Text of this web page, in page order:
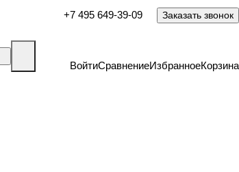
+7 495 649-39-09 Заказать звонок
ВойтиСравнениеИзбранноеКорзина